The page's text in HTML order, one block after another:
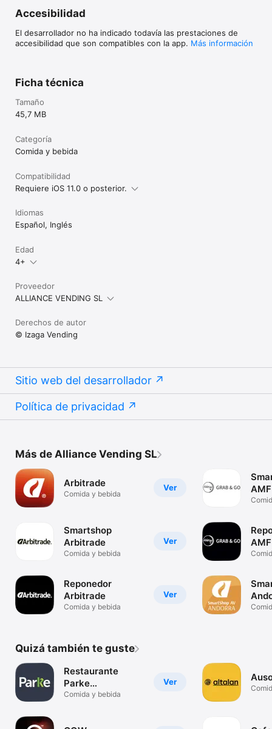
Accesibilidad
El desarrollador no ha indicado todavía las prestaciones de
accesibilidad que son compatibles con la app. Más información
Ficha técnica
Tamaño
45,7 MB
Categoría
Comida y bebida
Compatibilidad
Requiere iOS 11.0 o posterior.
Idiomas
Español, Inglés
Edad
4+
Proveedor
ALLIANCE VENDING SL
Derechos de autor
© Izaga Vending
Sitio web del desarrollador
Política de privacidad
Más de Alliance Vending SL
Ver
Arbitrade
Comida y bebida
Ver
Smartshop
Arbitrade
Comida y bebida
Ver
Reponedor
Arbitrade
Comida y bebida
Quizá también te guste
Ver
Restaurante
Parke
Tecnológico
Comida y bebida